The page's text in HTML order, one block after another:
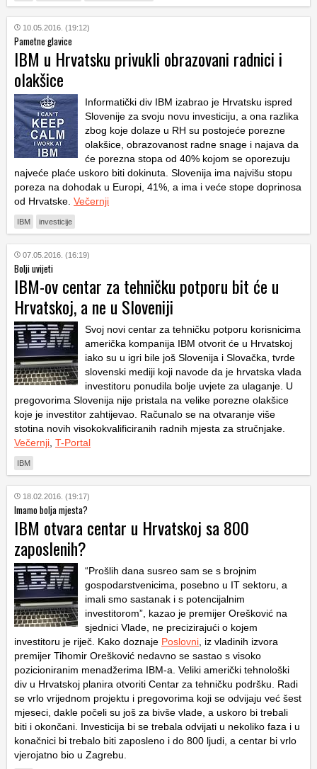
10.05.2016. (19:12)
Pametne glavice
IBM u Hrvatsku privukli obrazovani radnici i
olakšice
Informatički div IBM izabrao je Hrvatsku ispred
Slovenije za svoju novu investiciju, a ona razlika
zbog koje dolaze u RH su postojeće porezne
olakšice, obrazovanost radne snage i najava da
će porezna stopa od 40% kojom se oporezuju
najveće plaće uskoro biti dokinuta. Slovenija ima najvišu stopu
poreza na dohodak u Europi, 41%, a ima i veće stope doprinosa
od Hrvatske. Večernji
IBM investicije
07.05.2016. (16:19)
Bolji uvijeti
IBM-ov centar za tehničku potporu bit će u
Hrvatskoj, a ne u Sloveniji
Svoj novi centar za tehničku potporu korisnicima
američka kompanija IBM otvorit će u Hrvatskoj
iako su u igri bile još Slovenija i Slovačka, tvrde
slovenski mediji koji navode da je hrvatska vlada
investitoru ponudila bolje uvjete za ulaganje. U
pregovorima Slovenija nije pristala na velike porezne olakšice
koje je investitor zahtijevao. Računalo se na otvaranje više
stotina novih visokokvalificiranih radnih mjesta za stručnjake.
Večernji T-Portal
IBM
18.02.2016. (19:17)
Imamo bolja mjesta?
IBM otvara centar u Hrvatskoj sa 800
zaposlenih?
“Prošlih dana susreo sam se s brojnim
gospodarstvenicima, posebno u IT sektoru, a
imali smo sastanak i s potencijalnim
investitorom”, kazao je premijer Orešković na
sjednici Vlade, ne precizirajući o kojem
investitoru je riječ. Kako doznaje Poslovni , iz vladinih izvora
premijer Tihomir Orešković nedavno se sastao s visoko
pozicioniranim menadžerima IBM-a. Veliki američki tehnološki
div u Hrvatskoj planira otvoriti Centar za tehničku podršku. Radi
se vrlo vrijednom projektu i pregovorima koji se odvijaju već šest
mjeseci, dakle počeli su još za bivše vlade, a uskoro bi trebali
biti i okončani. Investicija bi se trebala odvijati u nekoliko faza i u
konačnici bi trebalo biti zaposleno i do 800 ljudi, a centar bi vrlo
vjerojatno bio u Zagrebu.